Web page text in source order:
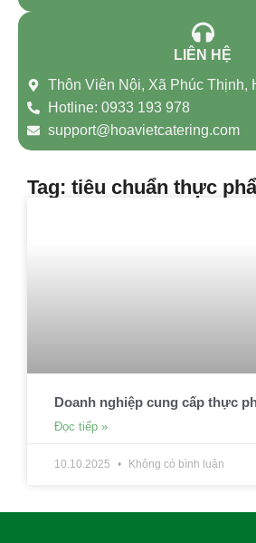
LIÊN HỆ
Thôn Viên Nội, Xã Phúc Thịnh,
Hotline: 0933 193 978
support@hoavietcatering.com
Tag: tiêu chuẩn thực
Doanh nghiệp cung cấp thực
Đọc tiếp »
10.10.2025 Không có bình luận